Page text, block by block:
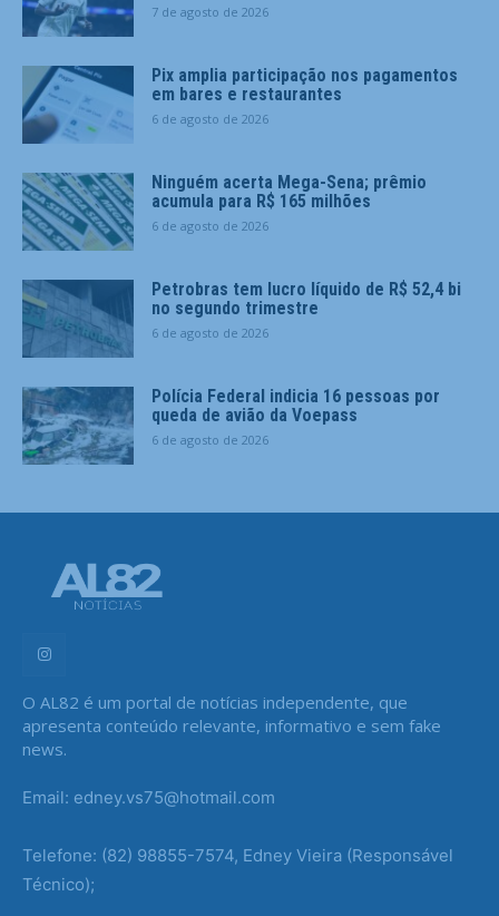
7 de agosto de 2026
Pix amplia participação nos pagamentos
em bares e restaurantes
6 de agosto de 2026
Ninguém acerta Mega-Sena; prêmio
acumula para R$ 165 milhões
6 de agosto de 2026
Petrobras tem lucro líquido de R$ 52,4 bi
no segundo trimestre
6 de agosto de 2026
Polícia Federal indicia 16 pessoas por
queda de avião da Voepass
6 de agosto de 2026
O AL82 é um portal de notícias independente, que
apresenta conteúdo relevante, informativo e sem fake
news.
Email: edney.vs75@hotmail.com
Telefone: (82) 98855-7574, Edney Vieira (Responsável
Técnico);